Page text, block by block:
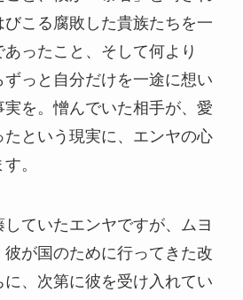
こる腐敗した貴族たちを一
ったこと、そして何より
ずっと自分だけを一途に想い
を。憎んでいた相手が、愛
たという現実に、エンヤの心
。
ていたエンヤですが、ムヨ
が国のために行ってきた改
、次第に彼を受け入れてい